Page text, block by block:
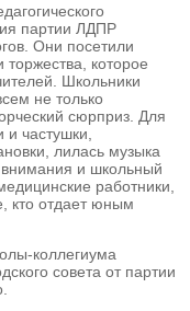
партии ЛДПР
Они посетили
которое
Школьники
не только
сюрприз. Для
и частушки,
лилась музыка
и школьный
работники,
кто отдает юным
коллегиума
совета от партии